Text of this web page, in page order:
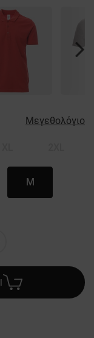
Μεγεθολόγιο
M